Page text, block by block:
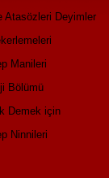
Atasözleri Deyimler
Manileri
Bölümü
Demek için
Ninnileri